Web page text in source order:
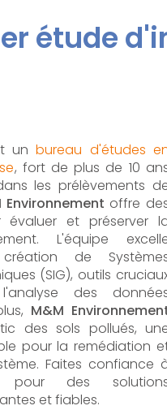
étude
unbureau d'études
, fort de plus de 10
les prélèvements
Environnement offre
évaluer et préserver
L'équipe
de
(SIG), outils
des
M&M
des sols pollués,
pour la remédiation
Faites confiance
pour des
et fiables.